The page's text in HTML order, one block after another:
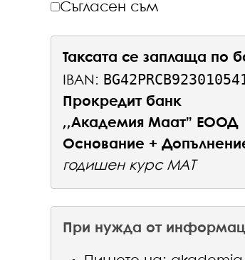
Съгласен съм
Таксата се заплаща по
IBAN:
Прокредит банк
,,Академия Маат” ЕООД
Основание +
годишен курс МАТ
При нужда от